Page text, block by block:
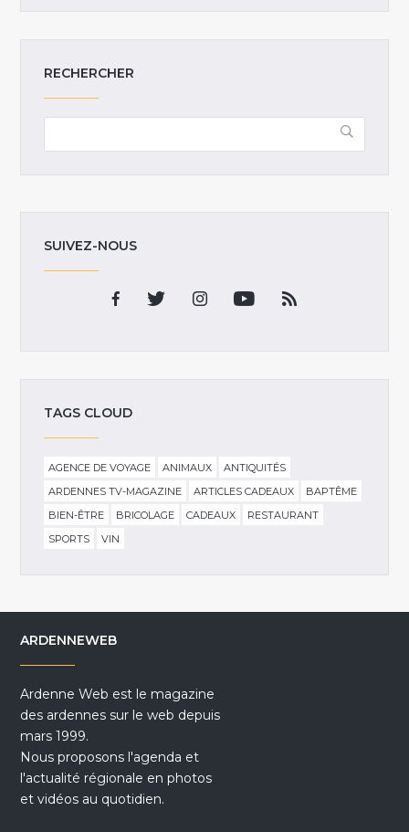
RECHERCHER
SUIVEZ-NOUS
TAGS CLOUD
AGENCE DE VOYAGE ANIMAUX
ANTIQUITÉS
ARDENNES TV-MAGAZINE
ARTICLES CADEAUX
BAPTÊME
BIEN-ÊTRE
BRICOLAGE CADEAUX
RESTAURANT
SPORTS
VIN
ARDENNEWEB
Ardenne Web est le magazine
des ardennes sur le web depuis
mars 1999.
Nous proposons l'agenda et
l'actualité régionale en photos
et vidéos au quotidien.